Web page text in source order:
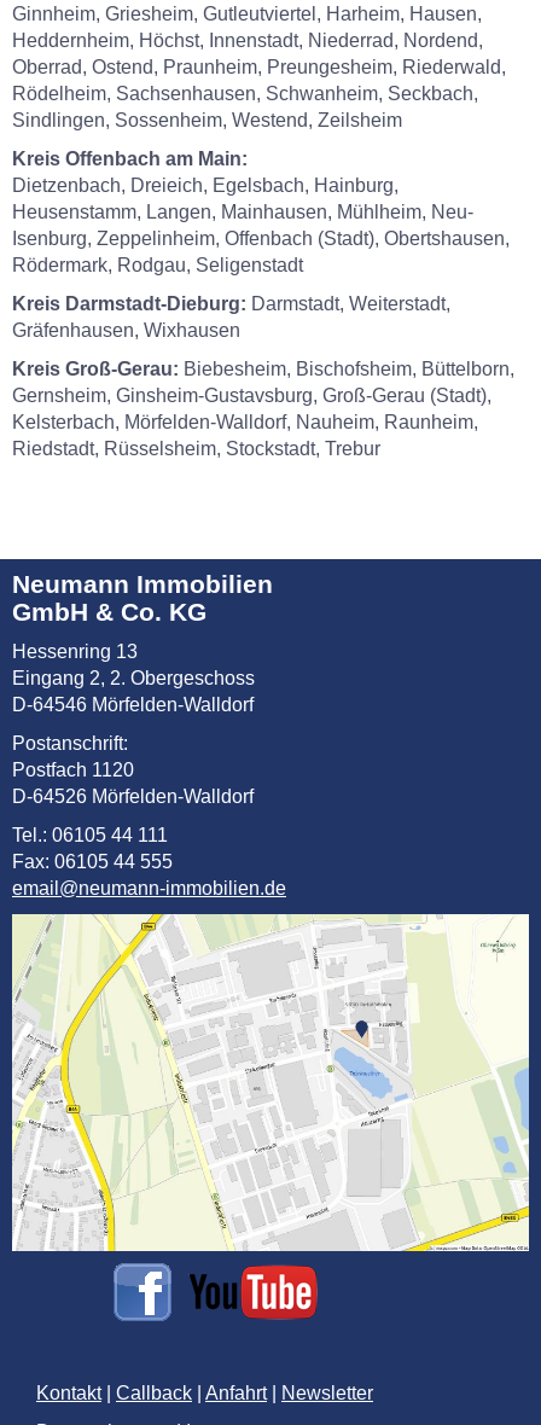
Ginnheim, Griesheim, Gutleutviertel, Harheim, Hausen,
Heddernheim, Höchst, Innenstadt, Niederrad, Nordend,
Oberrad, Ostend, Praunheim, Preungesheim, Riederwald,
Rödelheim, Sachsenhausen, Schwanheim, Seckbach,
Sindlingen, Sossenheim, Westend, Zeilsheim
Kreis Offenbach am Main:
Dietzenbach, Dreieich, Egelsbach, Hainburg,
Heusenstamm, Langen, Mainhausen, Mühlheim, Neu-
Isenburg, Zeppelinheim, Offenbach (Stadt), Obertshausen,
Rödermark, Rodgau, Seligenstadt
Kreis Darmstadt-Dieburg: Darmstadt, Weiterstadt,
Gräfenhausen, Wixhausen
Kreis Groß-Gerau: Biebesheim, Bischofsheim, Büttelborn,
Gernsheim, Ginsheim-Gustavsburg, Groß-Gerau (Stadt),
Kelsterbach, Mörfelden-Walldorf, Nauheim, Raunheim,
Riedstadt, Rüsselsheim, Stockstadt, Trebur
Neumann Immobilien
GmbH & Co. KG
Hessenring 13
Eingang 2, 2. Obergeschoss
D-64546 Mörfelden-Walldorf
Postanschrift:
Postfach 1120
D-64526 Mörfelden-Walldorf
Tel.: 06105 44 111
Fax: 06105 44 555
email@neumann-immobilien.de
Kontakt| Callback Anfahrt|
Newsletter